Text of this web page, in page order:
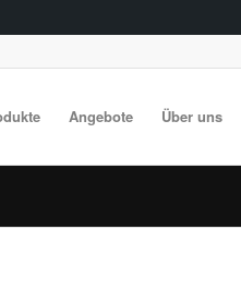
Angebote Über uns